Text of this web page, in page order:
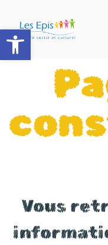
Ouvrir la barre d’outils
Vous